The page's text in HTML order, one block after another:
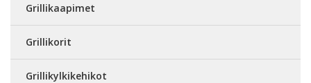
Grillikaapimet
Grillikorit
Grillikylkikehikot